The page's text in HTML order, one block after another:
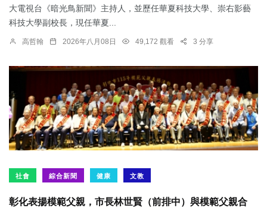
大電視台《暗光鳥新聞》主持人，並歷任華夏科技大學、崇右影藝
科技大學副校長，現任華夏...
高哲翰 2026年八月08日 49,172 觀看 3 分享
社會 綜合新聞 健康 文教
彰化表揚模範父親，市長林世賢（前排中）與模範父親合